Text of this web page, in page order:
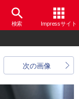
検索 Impressサイト
次の画像